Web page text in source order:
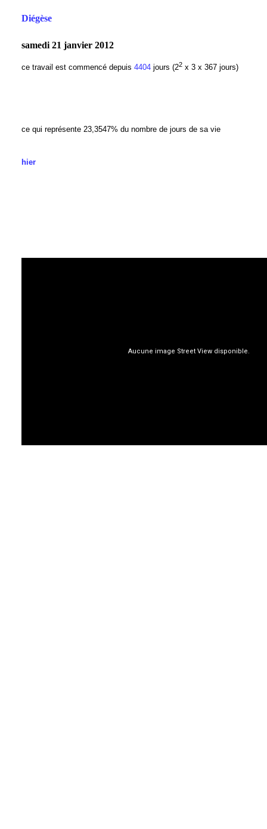
Diégèse
samedi 21 janvier 2012
ce travail est commencé depuis 4404 jours (22x 3 x 367 jours)
ce qui représente 23,3547% du nombre de jours de sa vie
hier